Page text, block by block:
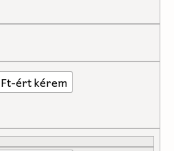
ért kérem